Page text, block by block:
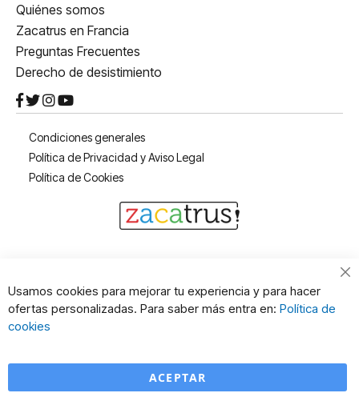
Quiénes somos
Zacatrus en Francia
Preguntas Frecuentes
Derecho de desistimiento
Condiciones generales
Política de Privacidad y Aviso Legal
Política de Cookies
Usamos cookies para mejorar tu experiencia y para hacer
ofertas personalizadas. Para saber más entra en: Política de
cookies
ACEPTAR